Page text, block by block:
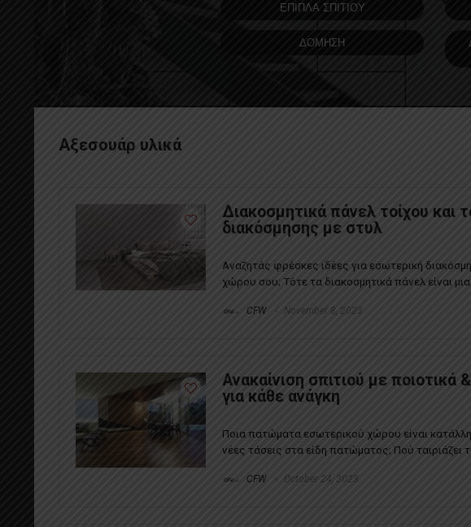
ΕΠΙΠΛΑ ΣΠΙΤΙΟΥ
ΔΟΜΗΣΗ
Αξεσουάρ υλικά
Διακοσμητικά πάνελ τοίχου και
διακόσμησης με στυλ
Αναζητάς φρέσκες ιδέες για εσωτερική
χώρου σου; Τότε τα διακοσμητικά πάνελ είναι μια
CFW November 8, 2023
Ανακαίνιση σπιτιού με
για κάθε ανάγκη
Ποια πατώματα εσωτερικού χώρου είναι
νέες τάσεις στα είδη πατώματος; Πού ταιριάζει
CFW October 24, 2023